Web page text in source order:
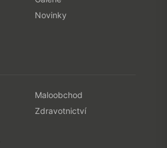
Novinky
Maloobchod
Zdravotnictví